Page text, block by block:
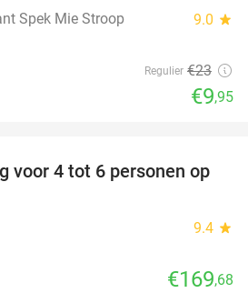
Spek Mie Stroop 9.0 star
Regulier €23
€9,95
voor 4 tot 6 personen op
9.4 star
€169,68